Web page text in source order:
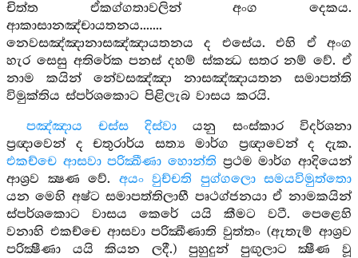
චිත්ත ඒකග්ගතාවලින් අංග දෙකය.
ආකාසානඤ්චායතනය.......
නෙවසඤ්ඤානාසඤ්ඤායතනය ද එසේය. එහි ඒ අංග
හැර සෙසු අතිරේක පනස් දහම් ස්කන්‍ධ සතර නම් වේ. ඒ
නාම කයින් නේවසඤ්ඤා නාසඤ්ඤායතන සමාපත්ති
විමුක්තිය ස්පර්ශකොට පිළිලැබ වාසය කරයි.
පඤ්ඤාය චස්ස දිස්වා යනු සංස්කාර විදර්ශනා
ප්‍රඥාවෙන් ද චතුරාර්ය සත්‍ය මාර්ග ප්‍රඥාවෙන් ද දැක.
එකච්චෙ ආසවා පරික්‍ඛීණා හොන්ති ප්‍රථම මාර්ග ආදියෙන්
ආශ්‍රව ක්‍ෂණ වේ. අයං වුච්චති පුග්ගලො සමයවිමුත්තො
යන මෙහි අෂ්ට සමාපත්තිලාභී පෘථග්ජනයා ඒ නාමකයින්
ස්පර්ශකොට වාසය කෙරේ යයි කීමට වටී. පෙළෙහි
වනාහි එකච්චෙ ආසවා පරික්‍ඛීණාති වුත්තං (ඇතැම් ආශ්‍රව
පරික්‍ෂීණා යයි කියන ලදී.) පුහුදුන් පුඟුලාට ක්‍ෂීණ වූ